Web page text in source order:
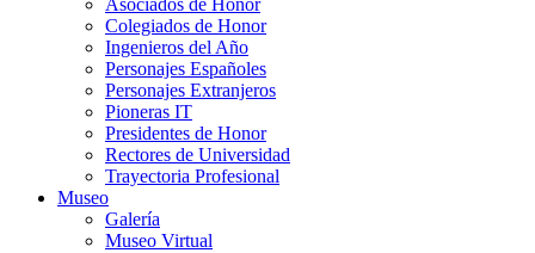
Asociados de Honor
Colegiados de Honor
Ingenieros del Año
Personajes Españoles
Personajes Extranjeros
Pioneras IT
Presidentes de Honor
Rectores de Universidad
Trayectoria Profesional
Museo
Galería
Museo Virtual